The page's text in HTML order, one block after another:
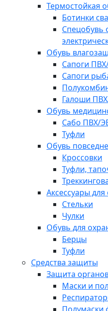
Термостойкая
Ботинки
Спецобувь
Обувь
Сапоги
Сапоги
Галоши
Обувь
Сабо ПВХ/
Туфли
Обувь
Кроссовки
Туфли,
Аксессуары для
Стельки
Чулки
Обувь для
Берцы
Туфли
Средства защиты
Защита
Маски и